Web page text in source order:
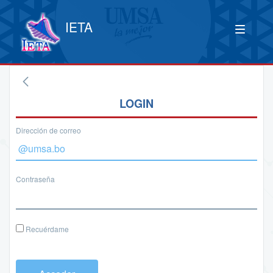
IETA
LOGIN
Dirección de correo
Contraseña
Recuérdame